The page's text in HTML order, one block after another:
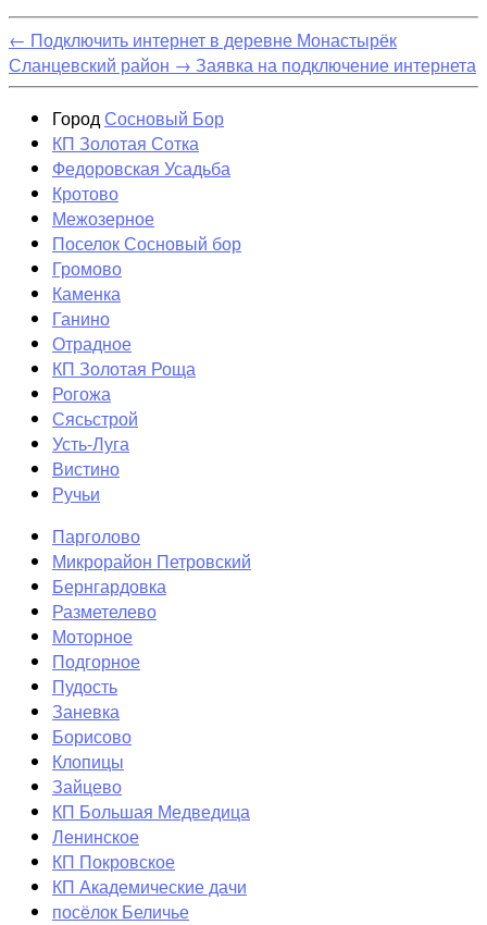
← Подключить интернет в деревне Монастырёк
Сланцевский район → Заявка на подключение интернета
ГородСосновый Бор
КП Золотая Сотка
Федоровская Усадьба
Кротово
Межозерное
Поселок Сосновый бор
Громово
Каменка
Ганино
Отрадное
КП Золотая Роща
Рогожа
Сясьстрой
Усть-Луга
Вистино
Ручьи
Парголово
Микрорайон Петровский
Бернгардовка
Разметелево
Моторное
Подгорное
Пудость
Заневка
Борисово
Клопицы
Зайцево
КП Большая Медведица
Ленинское
КП Покровское
КП Академические дачи
посёлок Беличье